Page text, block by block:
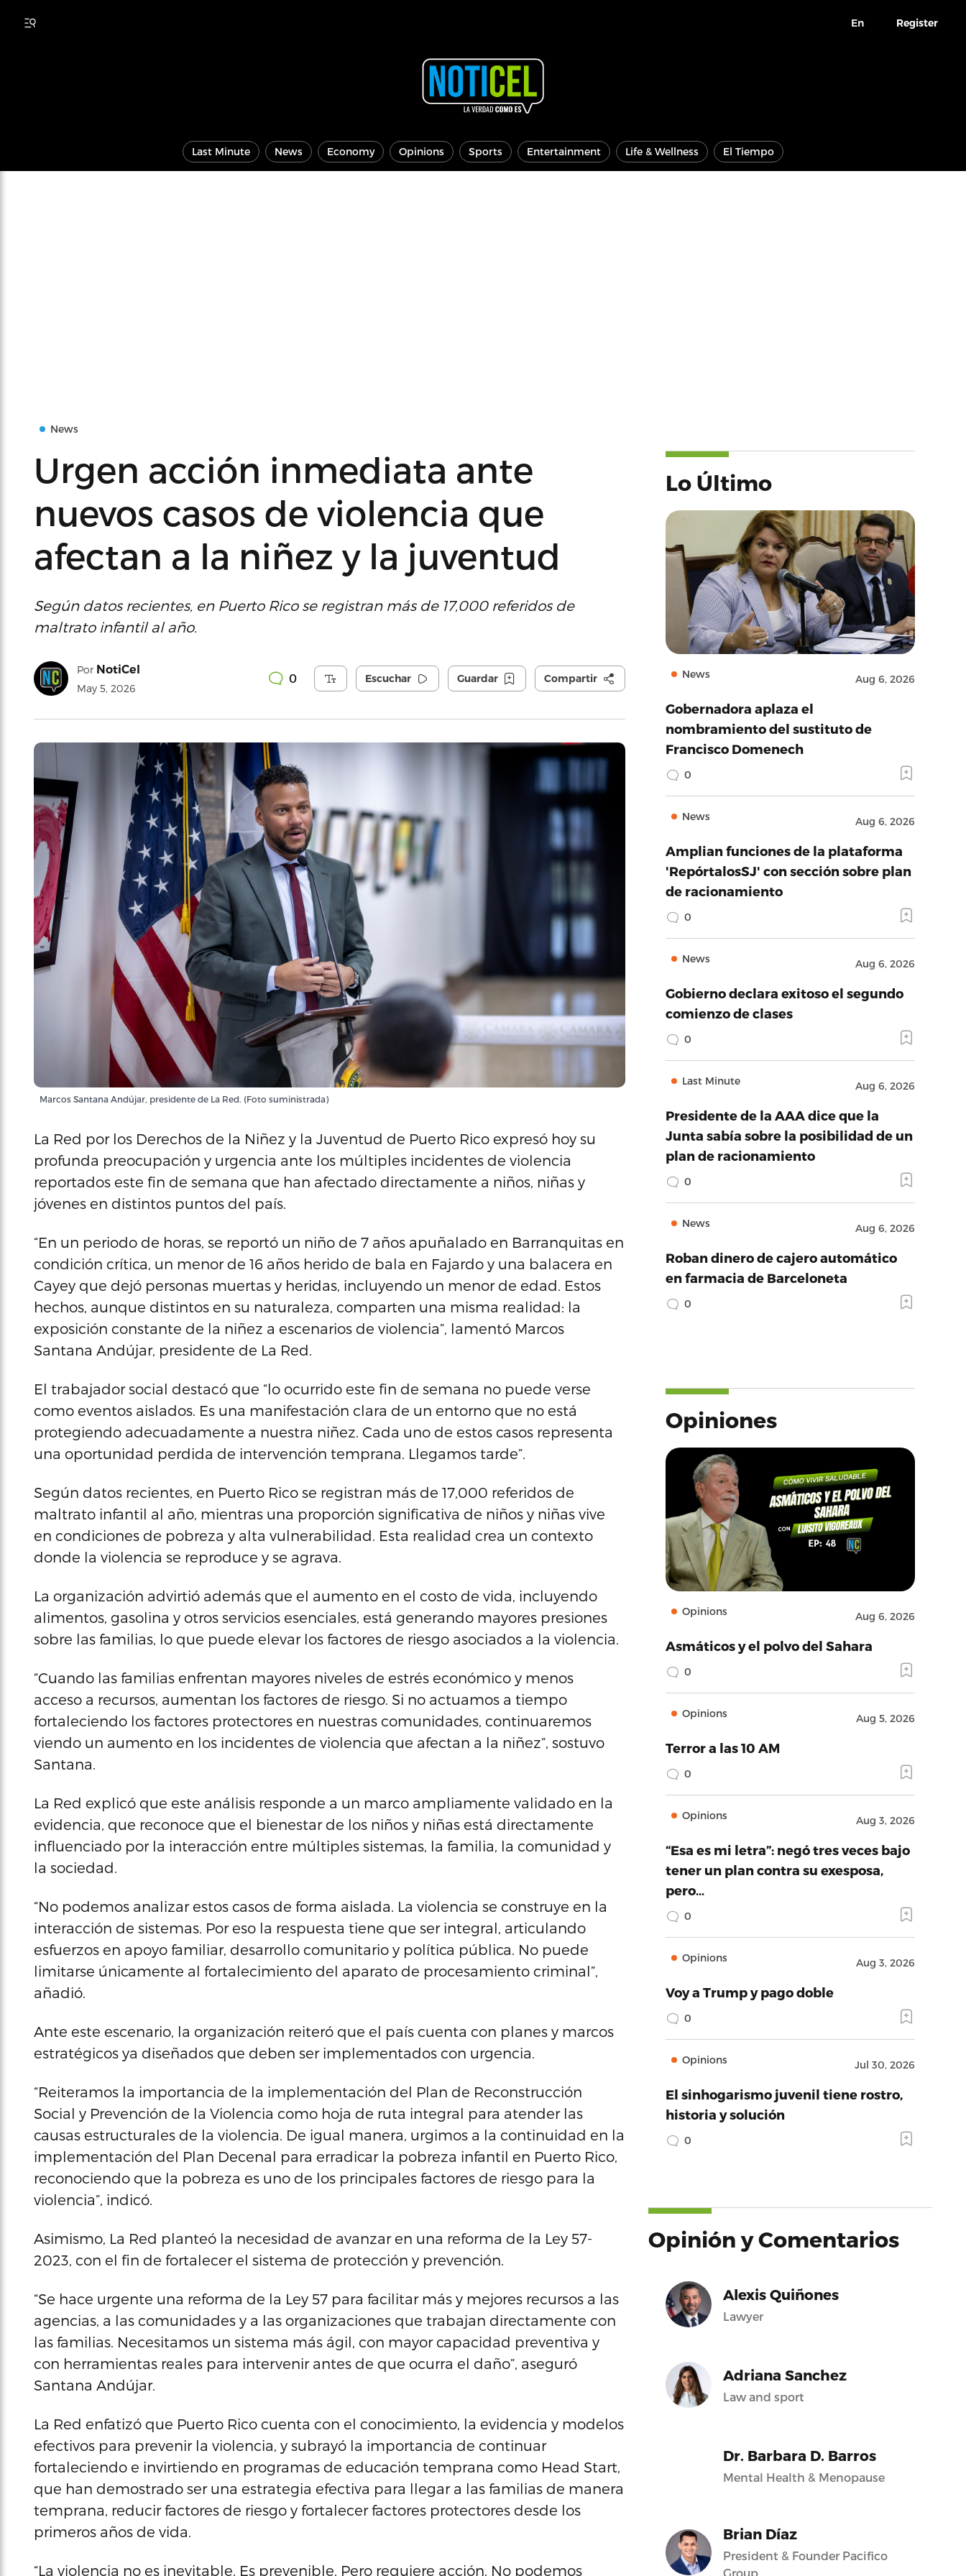
En Register
Last Minute News Economy Opinions Sports Entertainment Life & Wellness El Tiempo
News
Urgen acción inmediata ante
nuevos casos de violencia que
afectan a la niñez y la juventud
Según datos recientes, en Puerto Rico se registran más de 17,000 referidos de
maltrato infantil al año.
Por NotiCel
May 5, 2026
0 Escuchar Guardar Compartir
Marcos Santana Andújar, presidente de La Red. (Foto suministrada)
La Red por los Derechos de la Niñez y la Juventud de Puerto Rico expresó hoy su
profunda preocupación y urgencia ante los múltiples incidentes de violencia
reportados este fin de semana que han afectado directamente a niños, niñas y
jóvenes en distintos puntos del país.
“En un periodo de horas, se reportó un niño de 7 años apuñalado en Barranquitas en
condición crítica, un menor de 16 años herido de bala en Fajardo y una balacera en
Cayey que dejó personas muertas y heridas, incluyendo un menor de edad. Estos
hechos, aunque distintos en su naturaleza, comparten una misma realidad: la
exposición constante de la niñez a escenarios de violencia”, lamentó Marcos
Santana Andújar, presidente de La Red.
El trabajador social destacó que “lo ocurrido este fin de semana no puede verse
como eventos aislados. Es una manifestación clara de un entorno que no está
protegiendo adecuadamente a nuestra niñez. Cada uno de estos casos representa
una oportunidad perdida de intervención temprana. Llegamos tarde”.
Según datos recientes, en Puerto Rico se registran más de 17,000 referidos de
maltrato infantil al año, mientras una proporción significativa de niños y niñas vive
en condiciones de pobreza y alta vulnerabilidad. Esta realidad crea un contexto
donde la violencia se reproduce y se agrava.
La organización advirtió además que el aumento en el costo de vida, incluyendo
alimentos, gasolina y otros servicios esenciales, está generando mayores presiones
sobre las familias, lo que puede elevar los factores de riesgo asociados a la violencia.
“Cuando las familias enfrentan mayores niveles de estrés económico y menos
acceso a recursos, aumentan los factores de riesgo. Si no actuamos a tiempo
fortaleciendo los factores protectores en nuestras comunidades, continuaremos
viendo un aumento en los incidentes de violencia que afectan a la niñez”, sostuvo
Santana.
La Red explicó que este análisis responde a un marco ampliamente validado en la
evidencia, que reconoce que el bienestar de los niños y niñas está directamente
influenciado por la interacción entre múltiples sistemas, la familia, la comunidad y
la sociedad.
“No podemos analizar estos casos de forma aislada. La violencia se construye en la
interacción de sistemas. Por eso la respuesta tiene que ser integral, articulando
esfuerzos en apoyo familiar, desarrollo comunitario y política pública. No puede
limitarse únicamente al fortalecimiento del aparato de procesamiento criminal”,
añadió.
Ante este escenario, la organización reiteró que el país cuenta con planes y marcos
estratégicos ya diseñados que deben ser implementados con urgencia.
“Reiteramos la importancia de la implementación del Plan de Reconstrucción
Social y Prevención de la Violencia como hoja de ruta integral para atender las
causas estructurales de la violencia. De igual manera, urgimos a la continuidad en la
implementación del Plan Decenal para erradicar la pobreza infantil en Puerto Rico,
reconociendo que la pobreza es uno de los principales factores de riesgo para la
violencia”, indicó.
Asimismo, La Red planteó la necesidad de avanzar en una reforma de la Ley 57-
2023, con el fin de fortalecer el sistema de protección y prevención.
“Se hace urgente una reforma de la Ley 57 para facilitar más y mejores recursos a las
agencias, a las comunidades y a las organizaciones que trabajan directamente con
las familias. Necesitamos un sistema más ágil, con mayor capacidad preventiva y
con herramientas reales para intervenir antes de que ocurra el daño”, aseguró
Santana Andújar.
La Red enfatizó que Puerto Rico cuenta con el conocimiento, la evidencia y modelos
efectivos para prevenir la violencia, y subrayó la importancia de continuar
fortaleciendo e invirtiendo en programas de educación temprana como Head Start,
que han demostrado ser una estrategia efectiva para llegar a las familias de manera
temprana, reducir factores de riesgo y fortalecer factores protectores desde los
primeros años de vida.
“La violencia no es inevitable. Es prevenible. Pero requiere acción. No podemos
Lo Último
News Aug 6, 2026
Gobernadora aplaza el
nombramiento del sustituto de
Francisco Domenech
0
News Aug 6, 2026
Amplian funciones de la plataforma
'RepórtalosSJ' con sección sobre plan
de racionamiento
0
News Aug 6, 2026
Gobierno declara exitoso el segundo
comienzo de clases
0
Last Minute Aug 6, 2026
Presidente de la AAA dice que la
Junta sabía sobre la posibilidad de un
plan de racionamiento
0
News Aug 6, 2026
Roban dinero de cajero automático
en farmacia de Barceloneta
0
Opiniones
Opinions Aug 6, 2026
Asmáticos y el polvo del Sahara
0
Opinions Aug 5, 2026
Terror a las 10 AM
0
Opinions Aug 3, 2026
“Esa es mi letra”: negó tres veces bajo
tener un plan contra su exesposa,
pero…
0
Opinions Aug 3, 2026
Voy a Trump y pago doble
0
Opinions Jul 30, 2026
El sinhogarismo juvenil tiene rostro,
historia y solución
0
Opinión y Comentarios
Alexis Quiñones
Lawyer
Adriana Sanchez
Law and sport
Dr. Barbara D. Barros
Mental Health & Menopause
Brian Díaz
President & Founder Pacifico
Group